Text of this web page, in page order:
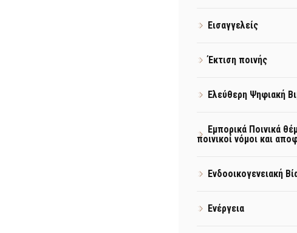
Εισαγγελείς
Έκτιση ποινής
Ελεύθερη Ψηφιακή
Εμπορικά Ποινικά
ποινικοί νόμοι και
Ενδοοικογενειακή
Ενέργεια